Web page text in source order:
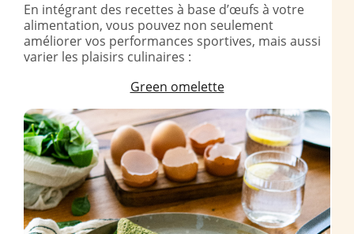
En intégrant des recettes à base d’œufs à votre
alimentation, vous pouvez non seulement
améliorer vos performances sportives, mais aussi
varier les plaisirs culinaires :
Green omelette